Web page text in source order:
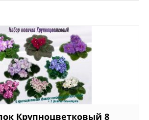
Крупноцветковый 8